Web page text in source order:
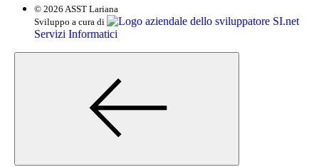
© 2026 ASST Lariana
Sviluppo a cura di
SI.net
Servizi Informatici